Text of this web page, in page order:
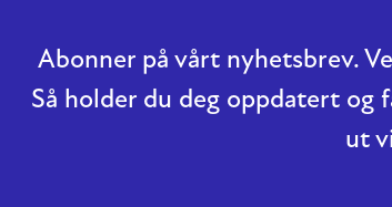
Abonner på vårt nyhetsbrev.
Så holder du deg oppdatert og
ut